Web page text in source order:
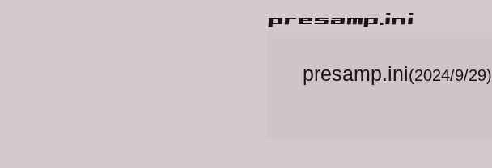
presamp.ini​
presamp.ini(2024/9/29)